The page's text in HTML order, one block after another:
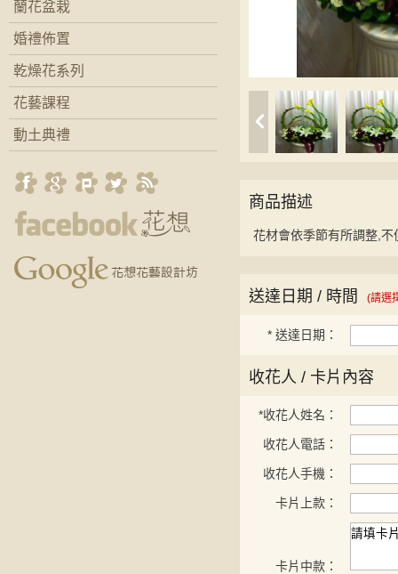
蘭花盆栽
婚禮佈置
乾燥花系列
花藝課程
動土典禮
商品描述
花材會依季節有所調整,不
送達日期 / 時間 (請選
* 送達日期：
收花人 / 卡片內容
*收花人姓名：
收花人電話：
收花人手機：
卡片上款：
卡片中款：